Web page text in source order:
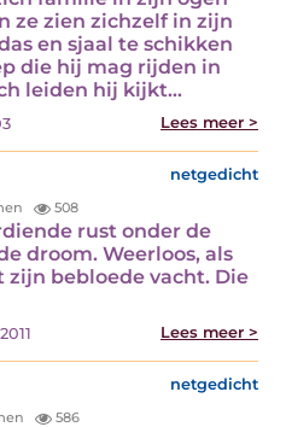
ze zien zichzelf in zijn
en sjaal te schikken
die hij mag rijden in
leiden hij kijkt…
Lees meer >
netgedicht
508
rust onder de
droom. Weerloos, als
bebloede vacht. Die
Lees meer >
netgedicht
586